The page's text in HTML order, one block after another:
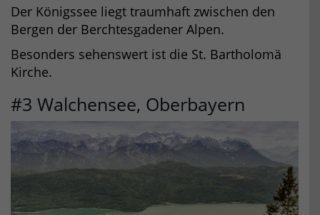
Der Königssee liegt traumhaft zwischen den
Bergen der Berchtesgadener Alpen.
Besonders sehenswert ist die St. Bartholomä
Kirche.
#3 Walchensee, Oberbayern